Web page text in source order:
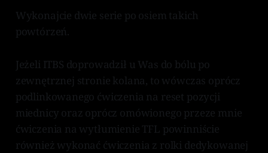
Wykonajcie dwie serie po osiem takich
powtórzeń.
Jeżeli ITBS doprowadził u Was do bólu po
zewnętrznej stronie kolana, to wówczas oprócz
podlinkowanego ćwiczenia na reset pozycji
miednicy oraz oprócz omówionego przeze mnie
ćwiczenia na wytłumienie TFL powinniście
również wykonać ćwiczenia z rolki dedykowanej